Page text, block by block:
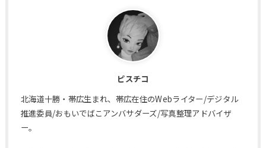
ピスチコ
北海道十勝・帯広生まれ、帯広在住のWebライター/デジタル
推進委員/おもいでばこアンバサダーズ/写真整理アドバイザ
ー。